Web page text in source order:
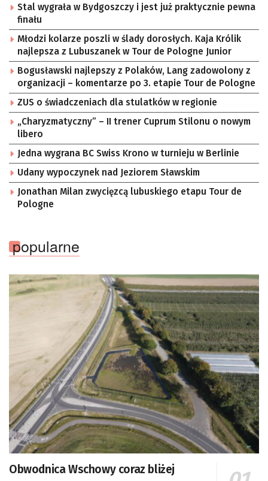
Stal wygrała w Bydgoszczy i jest już praktycznie pewna
finału
Młodzi kolarze poszli w ślady dorosłych. Kaja Królik
najlepsza z Lubuszanek w Tour de Pologne Junior
Bogusławski najlepszy z Polaków, Lang zadowolony z
organizacji – komentarze po 3. etapie Tour de Pologne
ZUS o świadczeniach dla stulatków w regionie
„Charyzmatyczny” – II trener Cuprum Stilonu o nowym
libero
Jedna wygrana BC Swiss Krono w turnieju w Berlinie
Udany wypoczynek nad Jeziorem Sławskim
Jonathan Milan zwycięzcą lubuskiego etapu Tour de
Pologne
popularne
Obwodnica Wschowy coraz bliżej